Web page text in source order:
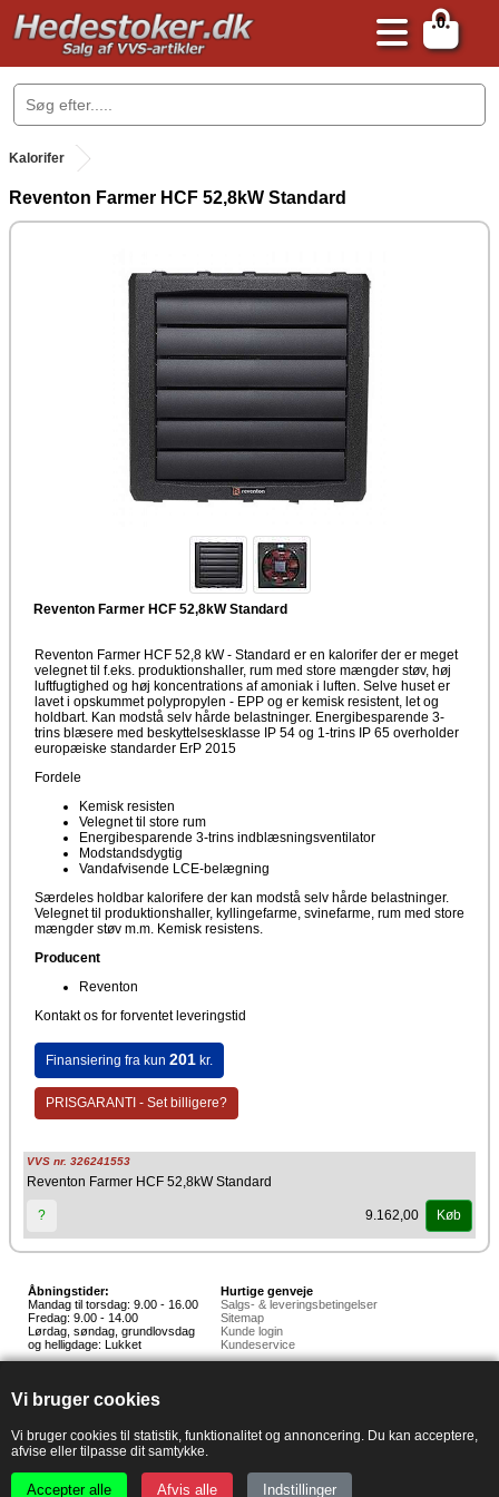
Vi bruger cookies
Vi bruger cookies til statistik, funktionalitet og annoncering. Du kan acceptere,
afvise eller tilpasse dit samtykke.
Accepter alle Afvis alle Indstillinger
0
.
Kalorifer
Reventon Farmer HCF 52,8kW Standard
Reventon Farmer HCF 52,8kW Standard
Reventon Farmer HCF 52,8 kW - Standard er en kalorifer der er meget
velegnet til f.eks. produktionshaller, rum med store mængder støv, høj
luftfugtighed og høj koncentrations af amoniak i luften. Selve huset er
lavet i opskummet polypropylen - EPP og er kemisk resistent, let og
holdbart. Kan modstå selv hårde belastninger. Energibesparende 3-
trins blæsere med beskyttelsesklasse IP 54 og 1-trins IP 65 overholder
europæiske standarder ErP 2015
Fordele
Kemisk resisten
Velegnet til store rum
Energibesparende 3-trins indblæsningsventilator
Modstandsdygtig
Vandafvisende LCE-belægning
Særdeles holdbar kalorifere der kan modstå selv hårde belastninger.
Velegnet til produktionshaller, kyllingefarme, svinefarme, rum med store
mængder støv m.m. Kemisk resistens.
Producent
Reventon
Kontakt os for forventet leveringstid
Finansiering fra kun 201kr.
PRISGARANTI - Set billigere?
VVS nr. 326241553
Reventon Farmer HCF 52,8kW Standard
? 9.162,00 Køb
Åbningstider:
Mandag til torsdag: 9.00 - 16.00
Fredag: 9.00 - 14.00
Lørdag, søndag, grundlovsdag
og helligdage: Lukket
Hurtige genveje
Salgs- & leveringsbetingelser
Sitemap
Kunde login
Kundeservice
Hunnerupvej 3, 6920 Videbæk
E-mail:salg@hedestoker.dk
PA: